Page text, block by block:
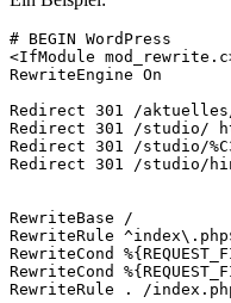
# BEGIN WordPress
<IfModule
RewriteEngine On
Redirect 301 /
Redirect 301 /studio/
Redirect 301 /studio/
Redirect 301 /studio/
RewriteBase /
RewriteRule
RewriteCond
RewriteCond
RewriteRule . /